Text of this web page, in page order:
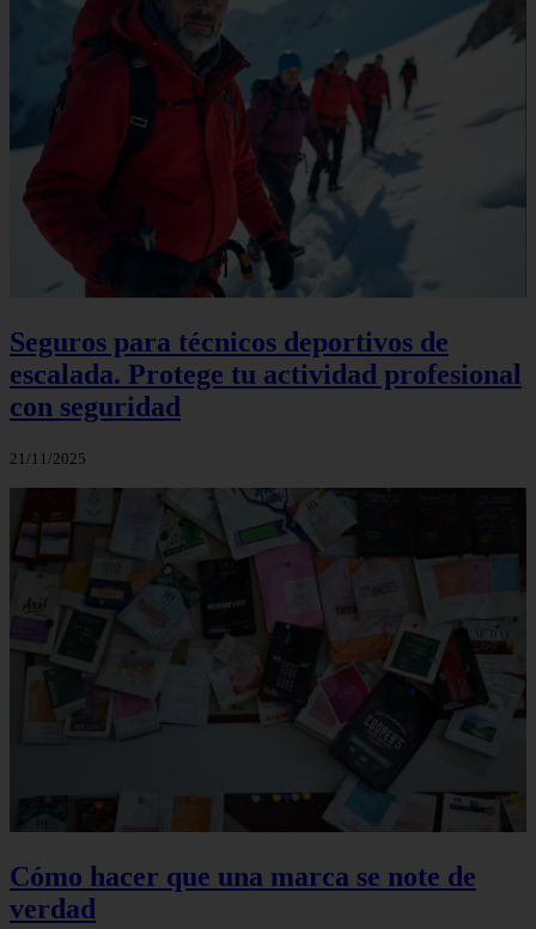
Seguros para técnicos deportivos de
escalada. Protege tu actividad profesional
con seguridad
21/11/2025
Cómo hacer que una marca se note de
verdad